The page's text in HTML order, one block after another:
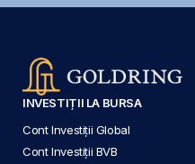
INVESTIȚII LA BURSA
Cont Investiții Global
Cont Investiții BVB